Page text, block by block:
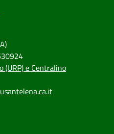
(URP) e Centralino